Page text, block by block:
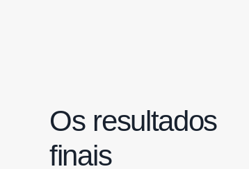
Os resultados
finais